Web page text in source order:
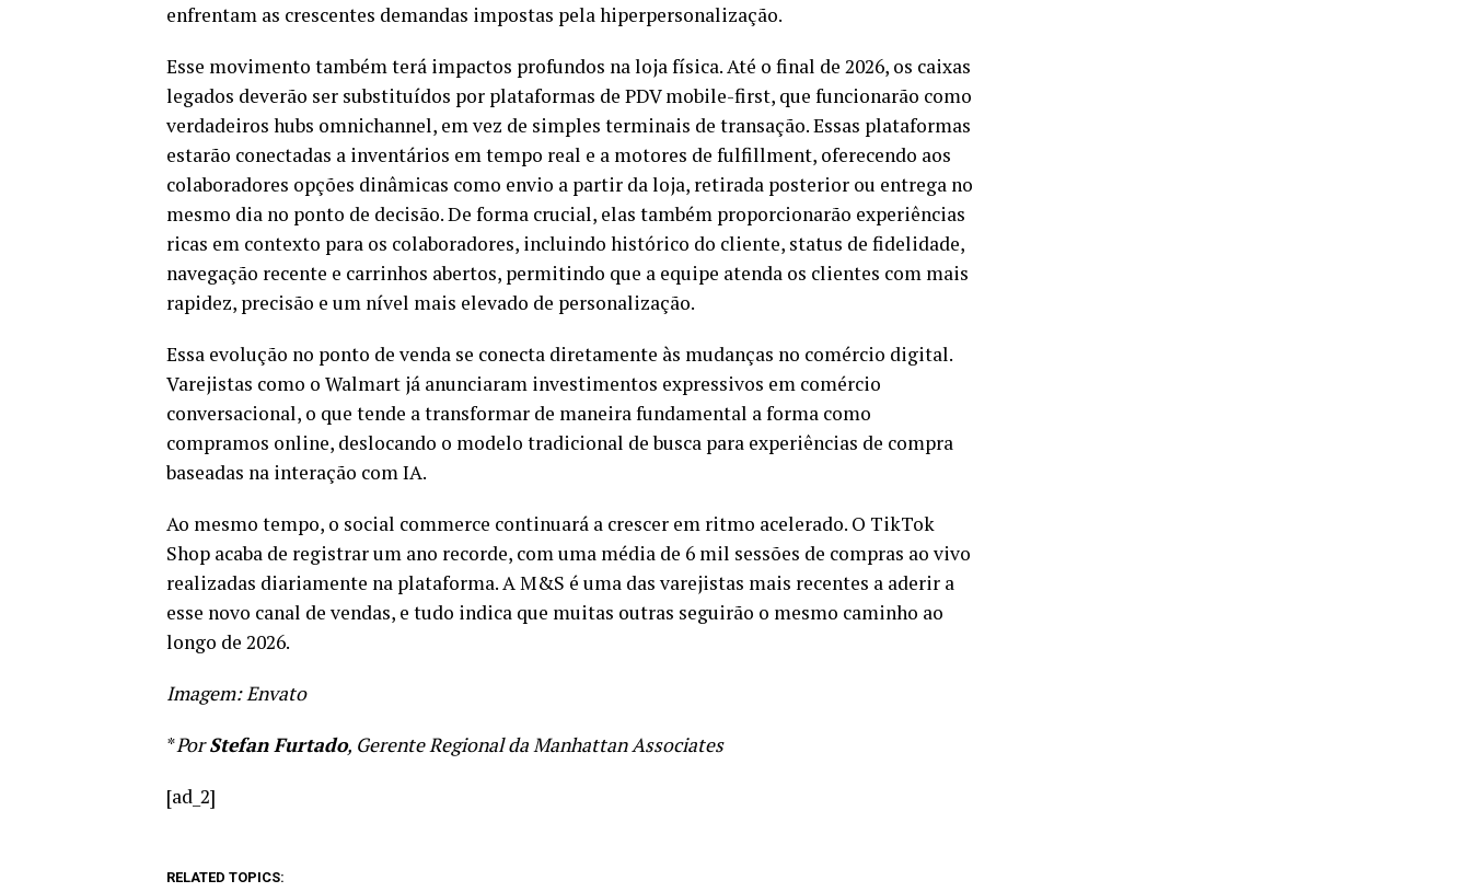
enfrentam as crescentes demandas impostas pela hiperpersonalização.
Esse movimento também terá impactos profundos na loja física. Até o final de 2026, os caixas
legados deverão ser substituídos por plataformas de PDV mobile-first, que funcionarão como
verdadeiros hubs omnichannel, em vez de simples terminais de transação. Essas plataformas
estarão conectadas a inventários em tempo real e a motores de fulfillment, oferecendo aos
colaboradores opções dinâmicas como envio a partir da loja, retirada posterior ou entrega no
mesmo dia no ponto de decisão. De forma crucial, elas também proporcionarão experiências
ricas em contexto para os colaboradores, incluindo histórico do cliente, status de fidelidade,
navegação recente e carrinhos abertos, permitindo que a equipe atenda os clientes com mais
rapidez, precisão e um nível mais elevado de personalização.
Essa evolução no ponto de venda se conecta diretamente às mudanças no comércio digital.
Varejistas como o Walmart já anunciaram investimentos expressivos em comércio
conversacional, o que tende a transformar de maneira fundamental a forma como
compramos online, deslocando o modelo tradicional de busca para experiências de compra
baseadas na interação com IA.
Ao mesmo tempo, o social commerce continuará a crescer em ritmo acelerado. O TikTok
Shop acaba de registrar um ano recorde, com uma média de 6 mil sessões de compras ao vivo
realizadas diariamente na plataforma. A M&S é uma das varejistas mais recentes a aderir a
esse novo canal de vendas, e tudo indica que muitas outras seguirão o mesmo caminho ao
longo de 2026.
Imagem: Envato
*PorStefan Furtado, Gerente Regional da Manhattan Associates
[ad_2]
RELATED TOPICS: